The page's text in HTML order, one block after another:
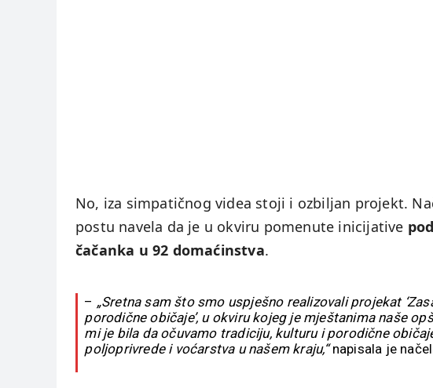
No, iza simpatičnog videa stoji i ozbiljan projekt.
postu navela da je u okviru pomenute inicijative
čačanka u 92 domaćinstva.
– „Sretna sam što smo uspješno realizovali projekat
porodične običaje’, u okviru kojeg je mještanima naše
mi je bila da očuvamo tradiciju, kulturu i porodične
poljoprivrede i voćarstva u našem kraju,“napisala je